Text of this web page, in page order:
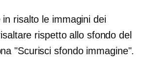
risalto le immagini dei
rispetto allo sfondo del
"Scurisci sfondo immagine".